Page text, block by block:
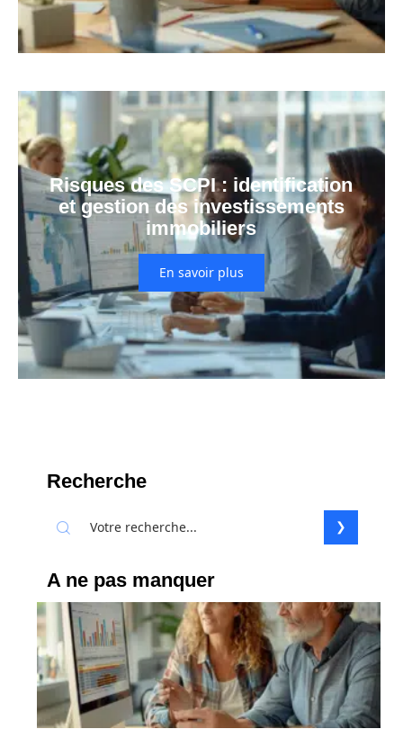
Risques des SCPI : identification
et gestion des investissements
immobiliers
En savoir plus
Recherche
A ne pas manquer